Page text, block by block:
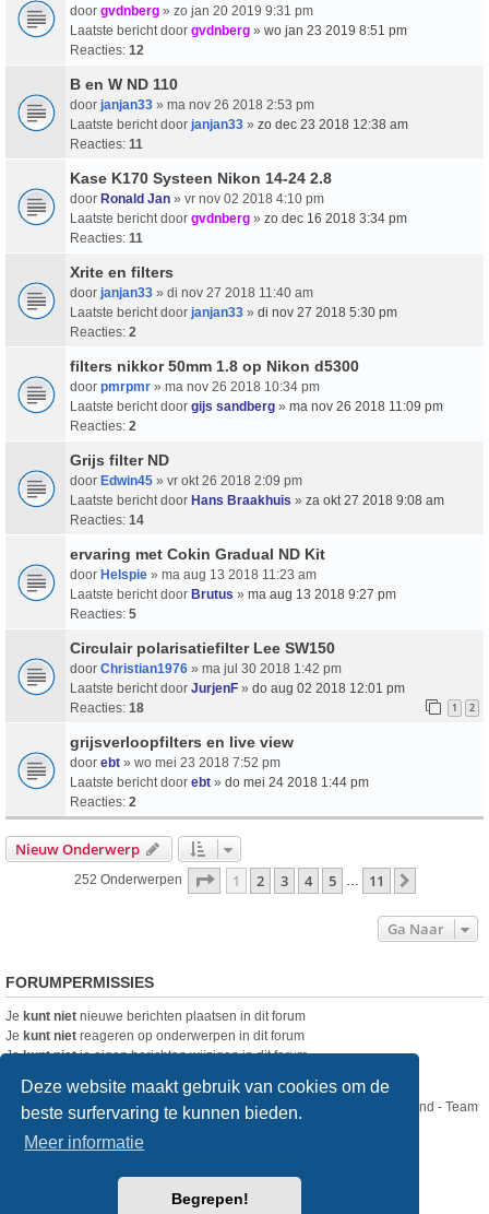
Deze website maakt gebruik van cookies om de
beste surfervaring te kunnen bieden.
Meer informatie
Begrepen!
door gvdnberg » zo jan 20 2019 9:31 pm
Laatste bericht door gvdnberg » wo jan 23 2019 8:51 pm
Reacties: 12
B en W ND 110
door janjan33 » ma nov 26 2018 2:53 pm
Laatste bericht door janjan33 » zo dec 23 2018 12:38 am
Reacties: 11
Kase K170 Systeen Nikon 14-24 2.8
door Ronald Jan » vr nov 02 2018 4:10 pm
Laatste bericht door gvdnberg » zo dec 16 2018 3:34 pm
Reacties: 11
Xrite en filters
door janjan33 » di nov 27 2018 11:40 am
Laatste bericht door janjan33 » di nov 27 2018 5:30 pm
Reacties: 2
filters nikkor 50mm 1.8 op Nikon d5300
door pmrpmr » ma nov 26 2018 10:34 pm
Laatste bericht door gijs sandberg » ma nov 26 2018 11:09 pm
Reacties: 2
Grijs filter ND
door Edwin45 » vr okt 26 2018 2:09 pm
Laatste bericht door Hans Braakhuis » za okt 27 2018 9:08 am
Reacties: 14
ervaring met Cokin Gradual ND Kit
door Helspie » ma aug 13 2018 11:23 am
Laatste bericht door Brutus » ma aug 13 2018 9:27 pm
Reacties: 5
Circulair polarisatiefilter Lee SW150
door Christian1976 » ma jul 30 2018 1:42 pm
Laatste bericht door JurjenF » do aug 02 2018 12:01 pm
Reacties: 18 1 2
grijsverloopfilters en live view
door ebt » wo mei 23 2018 7:52 pm
Laatste bericht door ebt » do mei 24 2018 1:44 pm
Reacties: 2
Nieuw Onderwerp
252 Onderwerpen Pagina Van11
1 2 3 4 5 11
Ga Naar
FORUMPERMISSIES
Je kunt niet nieuwe berichten plaatsen in dit forum
Je kunt niet reageren op onderwerpen in dit forum
Jekunt nietje eigen berichten wijzigen in dit forum
Nikon Club Nederland - Team
Forum
Copyright © Nikon Club Nederland 2023
® Forum Software © phpBB Limited